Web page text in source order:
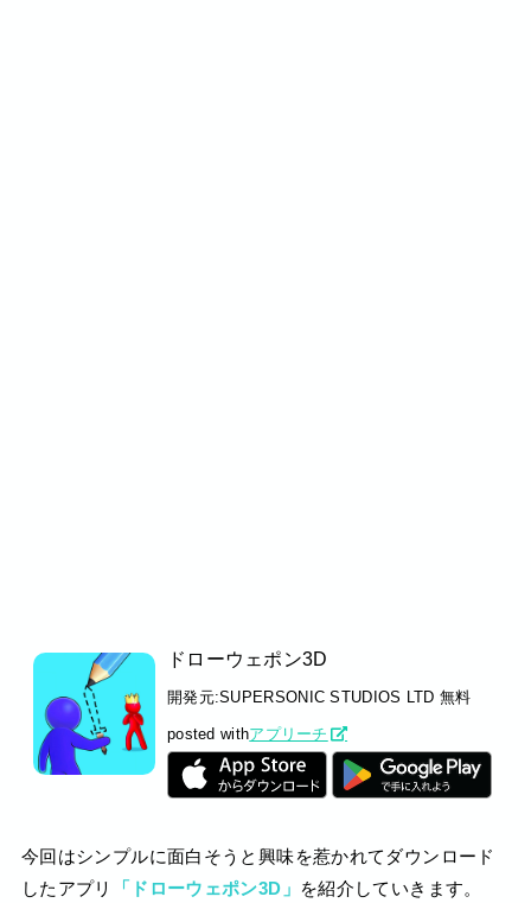
ドローウェポン3D
開発元:SUPERSONIC STUDIOS LTD 無料
posted withアプリーチ
今回はシンプルに面白そうと興味を惹かれてダウンロード
したアプリ
「ドローウェポン3D」 を紹介していきます。